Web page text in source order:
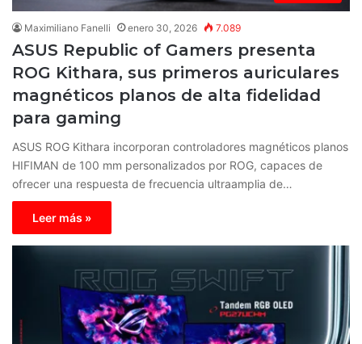
Maximiliano Fanelli enero 30, 2026 7.089
ASUS Republic of Gamers presenta
ROG Kithara, sus primeros auriculares
magnéticos planos de alta fidelidad
para gaming
ASUS ROG Kithara incorporan controladores magnéticos planos
HIFIMAN de 100 mm personalizados por ROG, capaces de
ofrecer una respuesta de frecuencia ultraamplia de…
Leer más »